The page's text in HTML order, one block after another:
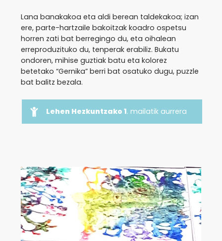
Lana banakakoa eta aldi berean taldekakoa; izan
ere, parte-hartzaile bakoitzak koadro ospetsu
horren zati bat berregingo du, eta oihalean
erreproduzituko du, tenperak erabiliz. Bukatu
ondoren, mihise guztiak batu eta kolorez
betetako “Gernika” berri bat osatuko dugu, puzzle
bat balitz bezala.
Lehen Hezkuntzako 1. mailatik aurrera